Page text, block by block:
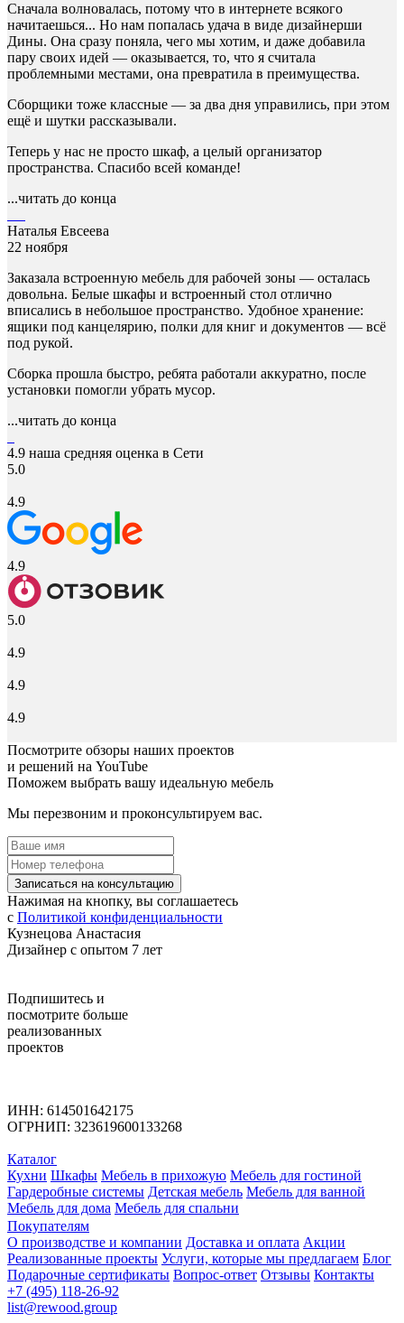
Сначала волновалась, потому что в интернете всякого
начитаешься... Но нам попалась удача в виде дизайнерши
Дины. Она сразу поняла, чего мы хотим, и даже добавила
пару своих идей — оказывается, то, что я считала
проблемными местами, она превратила в преимущества.
Сборщики тоже классные — за два дня управились, при этом
ещё и шутки рассказывали.
Теперь у нас не просто шкаф, а целый организатор
пространства. Спасибо всей команде!
...читать до конца
Наталья Евсеева
22 ноября
Заказала встроенную мебель для рабочей зоны — осталась
довольна. Белые шкафы и встроенный стол отлично
вписались в небольшое пространство. Удобное хранение:
ящики под канцелярию, полки для книг и документов — всё
под рукой.
Сборка прошла быстро, ребята работали аккуратно, после
установки помогли убрать мусор.
...читать до конца
4.9 наша средняя оценка в Сети
5.0
4.9
4.9
5.0
4.9
4.9
4.9
Посмотрите обзоры наших проектов
и решений на YouTube
Поможем выбрать вашу идеальную мебель
Мы перезвоним и проконсультируем вас.
Записаться на консультацию
Нажимая на кнопку, вы соглашаетесь
с Политикой конфиденциальности
Кузнецова Анастасия
Дизайнер с опытом 7 лет
Подпишитесь и
посмотрите больше
реализованных
проектов
ИНН: 614501642175
ОГРНИП: 323619600133268
Каталог
Кухни Шкафы Мебель в прихожую Мебель для гостиной
Гардеробные системы Детская мебель Мебель для ванной
Мебель для дома Мебель для спальни
Покупателям
О производстве и компании Доставка и оплата Акции
Реализованные проекты Услуги, которые мы предлагаем Блог
Подарочные сертификаты Вопрос-ответ Отзывы Контакты
+7 (495) 118-26-92
list@rewood.group